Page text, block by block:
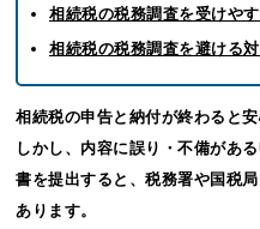
相続税の税務調査を受けや
相続税の税務調査を避ける
相続税の申告と納付が終わると
しかし、内容に誤り・不備があ
書を提出すると、税務署や国税
あります。